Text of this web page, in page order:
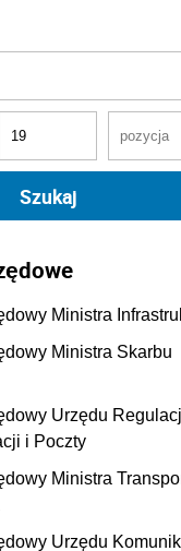
Ministra
Ministra Skarbu
Urzędu
i Poczty
Ministra
Urzędu